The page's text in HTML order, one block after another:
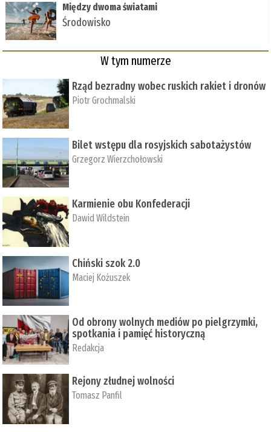
Między dwoma światami
Środowisko
W tym numerze
Rząd bezradny wobec ruskich rakiet i dronów
Piotr Grochmalski
Bilet wstępu dla rosyjskich sabotażystów
Grzegorz Wierzchołowski
Karmienie obu Konfederacji
Dawid Wildstein
Chiński szok 2.0
Maciej Kożuszek
Od obrony wolnych mediów po pielgrzymki,
spotkania i pamięć historyczną
Redakcja
Rejony złudnej wolności
Tomasz Panfil